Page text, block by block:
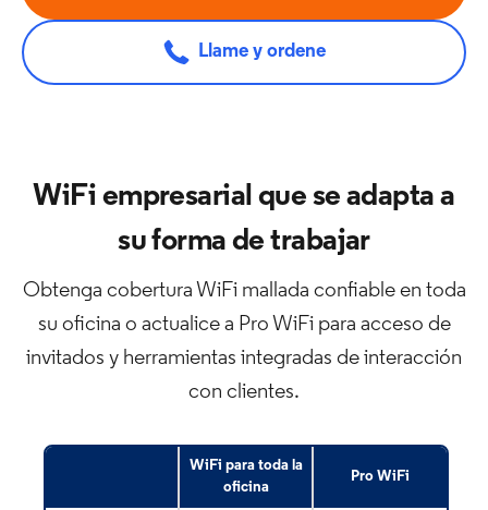
Llame y ordene
WiFi empresarial que se adapta a
su forma de trabajar
Obtenga cobertura WiFi mallada confiable en toda
su oficina o actualice a Pro WiFi para acceso de
invitados y herramientas integradas de interacción
con clientes.
WiFi para toda la
oficina
Pro WiFi